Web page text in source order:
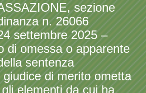
sezione
n. 26066
settembre 2025 –
di omessa o apparente
sentenza
giudice di merito ometta
elementi da cui ha